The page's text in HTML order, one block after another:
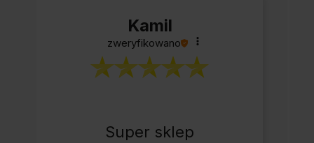
Kamil
zweryfikowano
Super sklep